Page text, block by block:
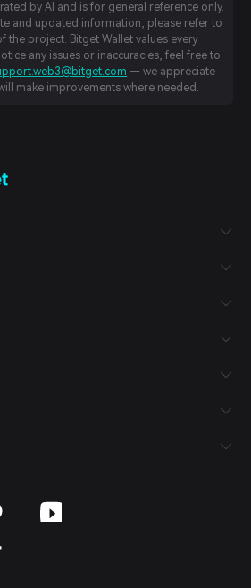
by AI and is for general reference only.
and updated information, please refer to
the project. Bitget Wallet values every
any issues or inaccuracies, feel free to
— we appreciate
make improvements where needed.